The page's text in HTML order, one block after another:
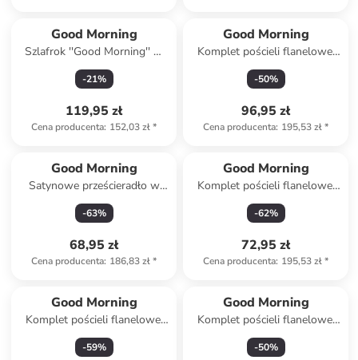
Good Morning
Szlafrok ''Good Morning'' w
kolorze morskim
-21%
119,95 zł
Cena producenta: 152,03 zł*
Good Morning
Komplet pościeli flanelowej
"Pierre" w kolorze miętowym
-50%
96,95 zł
Cena producenta: 195,53 zł*
Good Morning
Satynowe prześcieradło w
kolorze morskim na gumce
-63%
68,95 zł
Cena producenta: 186,83 zł*
Good Morning
Komplet pościeli flanelowej
"Pengu" w kolorze błękitnym
-62%
72,95 zł
Cena producenta: 195,53 zł*
Good Morning
Komplet pościeli flanelowej
"Scarlet" w kolorze błękitnym
-59%
Good Morning
Komplet pościeli flanelowej
"Idun" w kolorze biało-
jasnoszarym
-50%